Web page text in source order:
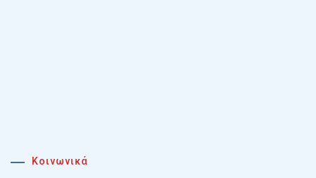
Κοινωνικά